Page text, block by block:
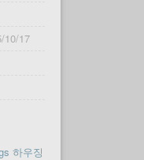
10/17
하우징